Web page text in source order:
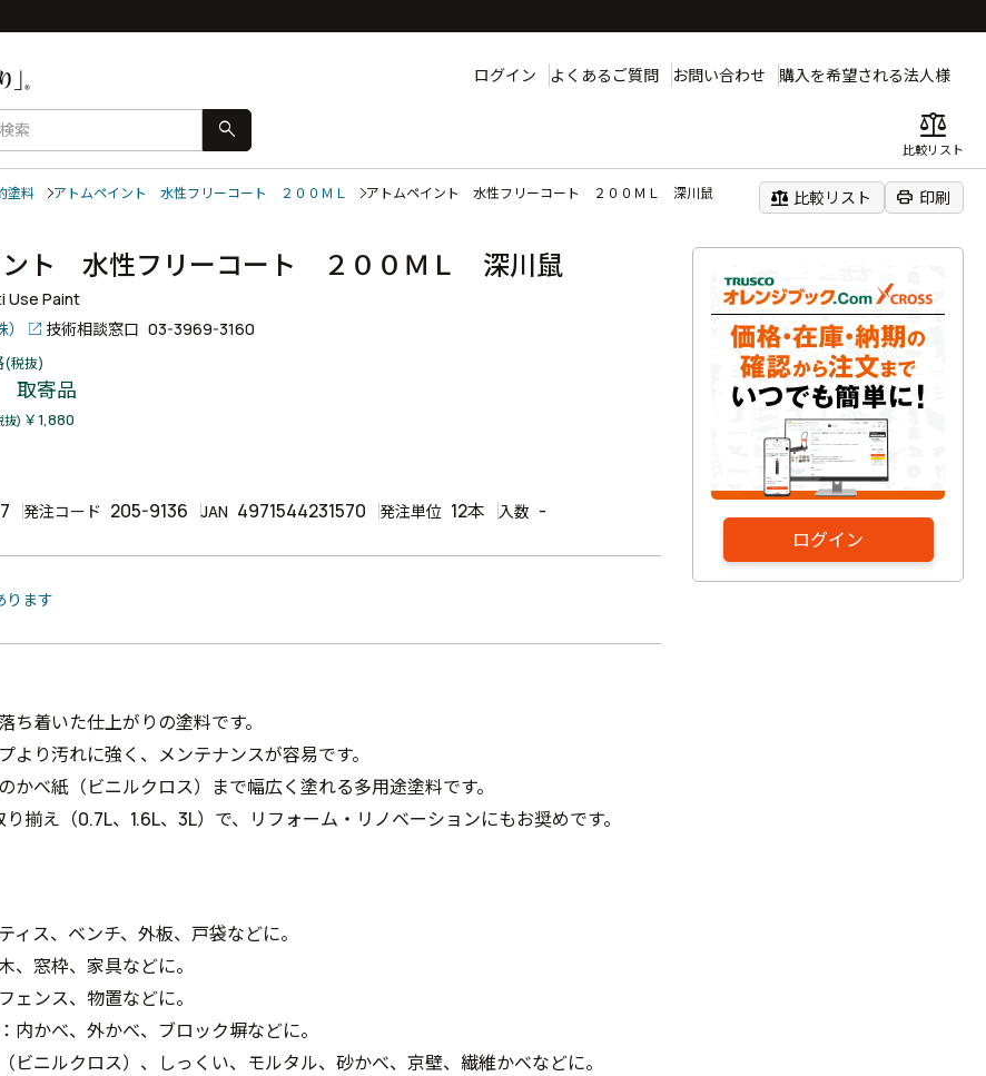
ログイン よくあるご質問 お問い合わせ 購入を希望される法人様
search balance
比較リスト
塗料 アトムペイント 水性フリーコート ２００ＭＬ アトムペイント 水性フリーコート ２００ＭＬ 深川鼠 balance 比較リスト print 印刷
ログイン
ント 水性フリーコート ２００ＭＬ 深川鼠
Use Paint
技術相談窓口 03-3969-3160
(税抜)
取寄品
抜) ￥1,880
発注コード 205-9136 JAN 4971544231570 発注単位 12本 入数 -
ります
ち着いた仕上がりの塗料です。
より汚れに強く、メンテナンスが容易です。
かべ紙（ビニルクロス）まで幅広く塗れる多用途塗料です。
揃え（0.7L、1.6L、3L）で、リフォーム・リノベーションにもお奨めです。
ィス、ベンチ、外板、戸袋などに。
、窓枠、家具などに。
ェンス、物置などに。
内かべ、外かべ、ブロック塀などに。
ビニルクロス）、しっくい、モルタル、砂かべ、京壁、繊維かべなどに。